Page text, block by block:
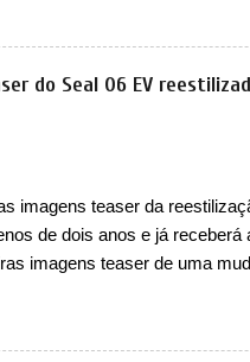
passado, a Fiat apresentou
Flex, conhecido como T200.
soube ser mutável com
acompanhar e agora
uma picape, é uma
algo que só a Strada fez.
está ganhando se mexe sim.
do Seal 06 EV
imagens teaser da
de dois anos e já receberá
imagens teaser de uma
segundo semestre de 2025.
ser vendido com mudanças